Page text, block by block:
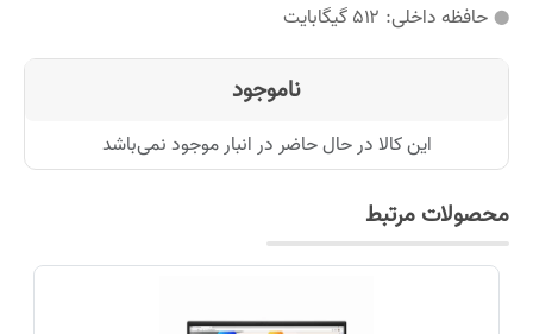
حافظه داخلی: ۵۱۲ گیگابایت
ناموجود
این کالا در حال حاضر در انبار موجود نمی‌باشد
محصولات مرتبط